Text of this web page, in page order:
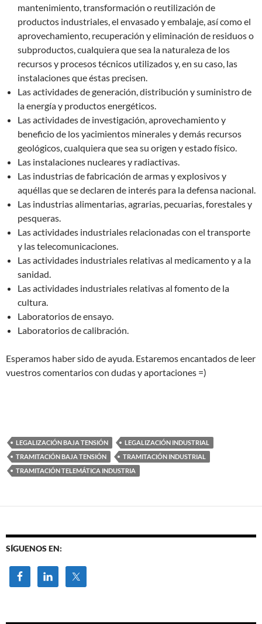
mantenimiento, transformación o reutilización de
productos industriales, el envasado y embalaje, así como el
aprovechamiento, recuperación y eliminación de residuos o
subproductos, cualquiera que sea la naturaleza de los
recursos y procesos técnicos utilizados y, en su caso, las
instalaciones que éstas precisen.
Las actividades de generación, distribución y suministro de
la energía y productos energéticos.
Las actividades de investigación, aprovechamiento y
beneficio de los yacimientos minerales y demás recursos
geológicos, cualquiera que sea su origen y estado físico.
Las instalaciones nucleares y radiactivas.
Las industrias de fabricación de armas y explosivos y
aquéllas que se declaren de interés para la defensa nacional.
Las industrias alimentarias, agrarias, pecuarias, forestales y
pesqueras.
Las actividades industriales relacionadas con el transporte
y las telecomunicaciones.
Las actividades industriales relativas al medicamento y a la
sanidad.
Las actividades industriales relativas al fomento de la
cultura.
Laboratorios de ensayo.
Laboratorios de calibración.
Esperamos haber sido de ayuda. Estaremos encantados de leer
vuestros comentarios con dudas y aportaciones =)
LEGALIZACIÓN BAJA TENSIÓN
LEGALIZACIÓN INDUSTRIAL
TRAMITACIÓN BAJA TENSIÓN
TRAMITACIÓN INDUSTRIAL
TRAMITACIÓN TELEMÁTICA INDUSTRIA
SÍGUENOS EN: